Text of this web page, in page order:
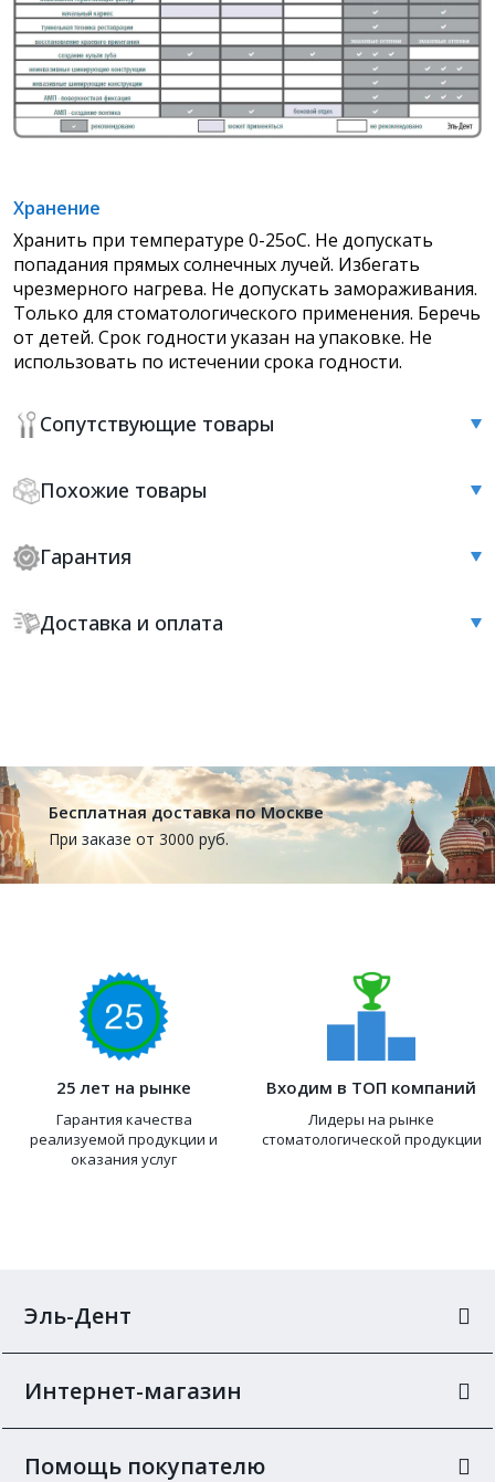
Сопутствующие товары
Похожие товары
Гарантия
Доставка и оплата
Хранение
Хранить при температуре 0-25оС. Не допускать
попадания прямых солнечных лучей. Избегать
чрезмерного нагрева. Не допускать замораживания.
Только для стоматологического применения. Беречь
от детей. Срок годности указан на упаковке. Не
использовать по истечении срока годности.
Бесплатная доставка по Москве
При заказе от 3000 руб.
25 лет на рынке
Гарантия качества
реализуемой продукции и
оказания услуг
Входим в ТОП компаний
Лидеры на рынке
стоматологической продукции
Эль-Дент
Интернет-магазин
Помощь покупателю